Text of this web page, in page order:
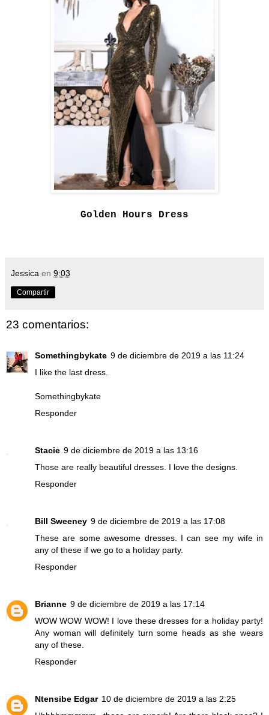
Golden Hours Dress
Jessica en 9:03
Compartir
23 comentarios:
Somethingbykate 9 de diciembre de 2019 a las 11:24
I like the last dress.
Somethingbykate
Responder
Stacie 9 de diciembre de 2019 a las 13:16
Those are really beautiful dresses. I love the designs.
Responder
Bill Sweeney 9 de diciembre de 2019 a las 17:08
These are some awesome dresses. I can see my wife in
any of these if we go to a holiday party.
Responder
Brianne 9 de diciembre de 2019 a las 17:14
WOW WOW WOW! I love these dresses for a holiday party!
Any woman will definitely turn some heads as she wears
any of these.
Responder
Ntensibe Edgar 10 de diciembre de 2019 a las 2:25